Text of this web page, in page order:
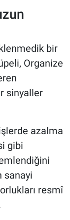
bir
Organize
sinyaller
azalma
gibi
sanayi
resmî